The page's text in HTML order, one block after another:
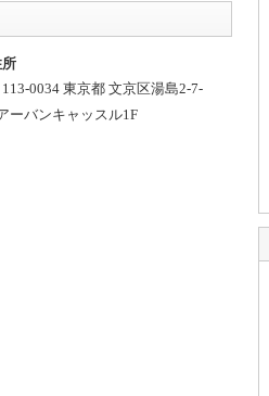
済もご利用頂けます。
113-0034東京都 文京区湯島2-7-
ーバンキャッスル1F